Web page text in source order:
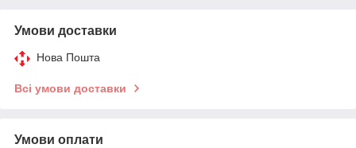
Умови доставки
Нова Пошта
Всі умови доставки
Умови оплати